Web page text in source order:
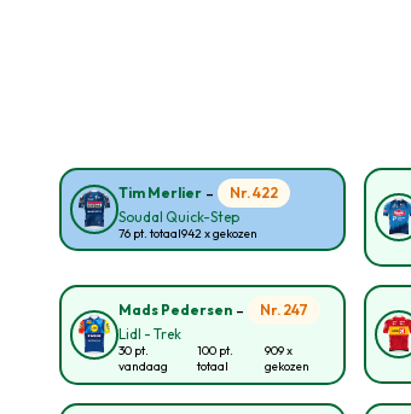
Tim Merlier -
Nr. 422
Soudal Quick-Step
76 pt. totaal942 x gekozen
Mads Pedersen -
Nr. 247
Lidl - Trek
30 pt.
vandaag
100 pt.
totaal
909 x
gekozen